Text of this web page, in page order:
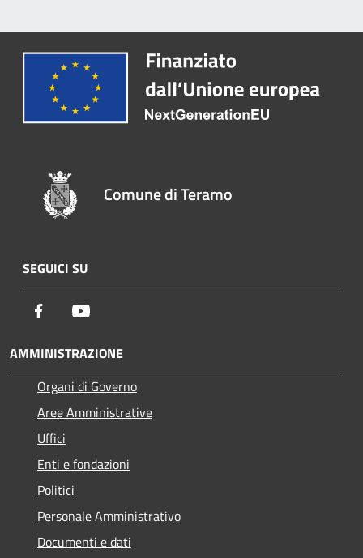
Comune di Teramo
SEGUICI SU
Facebook
AMMINISTRAZIONE
Organi di Governo
Aree Amministrative
Uffici
Enti e fondazioni
Politici
Personale Amministrativo
Documenti e dati